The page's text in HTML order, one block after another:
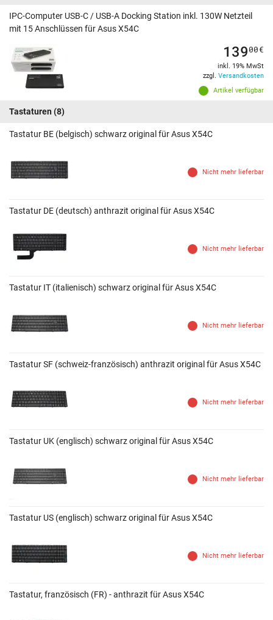
IPC-Computer USB-C / USB-A Docking Station inkl. 130W Netzteil
mit 15 Anschlüssen für Asus X54C
Artikel verfügbar
13900€
inkl. 19% MwSt
zzgl. Versandkosten
Tastaturen (8)
Tastatur BE (belgisch) schwarz original für Asus X54C
Nicht mehr lieferbar
Tastatur DE (deutsch) anthrazit original für Asus X54C
Nicht mehr lieferbar
Tastatur IT (italienisch) schwarz original für Asus X54C
Nicht mehr lieferbar
Tastatur SF (schweiz-französisch) anthrazit original für Asus X54C
Nicht mehr lieferbar
Tastatur UK (englisch) schwarz original für Asus X54C
Nicht mehr lieferbar
Tastatur US (englisch) schwarz original für Asus X54C
Nicht mehr lieferbar
Tastatur, französisch (FR) - anthrazit für Asus X54C